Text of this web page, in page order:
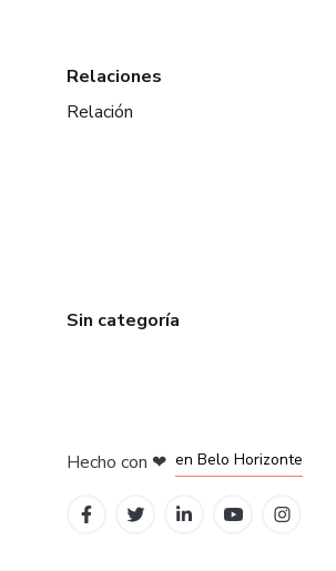
Relaciones
Relación
Sin categoría
Hecho con ❤ en Belo Horizonte